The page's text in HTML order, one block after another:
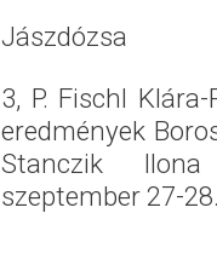
Jászdózsa
3, P. Fischl
eredmények
Stanczik Ilona
szeptember 27-